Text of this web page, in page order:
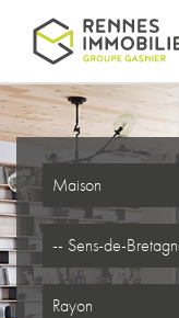
Maison
-- Sens-de-
Rayon